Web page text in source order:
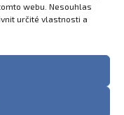
webu. Nesouhlas
určité vlastnosti a
údajů:
4808 430 04